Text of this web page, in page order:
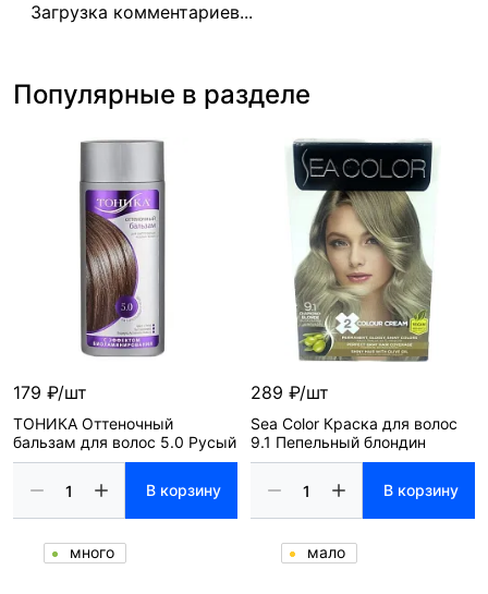
Загрузка комментариев...
Популярные в разделе
179 ₽/шт
ТОНИКА Оттеночный
бальзам для волос 5.0 Русый
В корзину
много
289 ₽/шт
Sea Color Краска для волос
9.1 Пепельный блондин
В корзину
мало